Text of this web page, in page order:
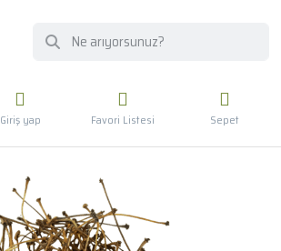
Giriş yap Favori Listesi Sepet